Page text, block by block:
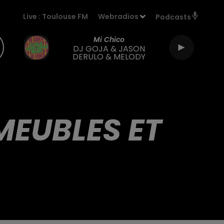
Live : Toulouse FM Webradios Podcasts
Mi Chico
DJ GOJA & JASON
DERULO & MELODY
ET